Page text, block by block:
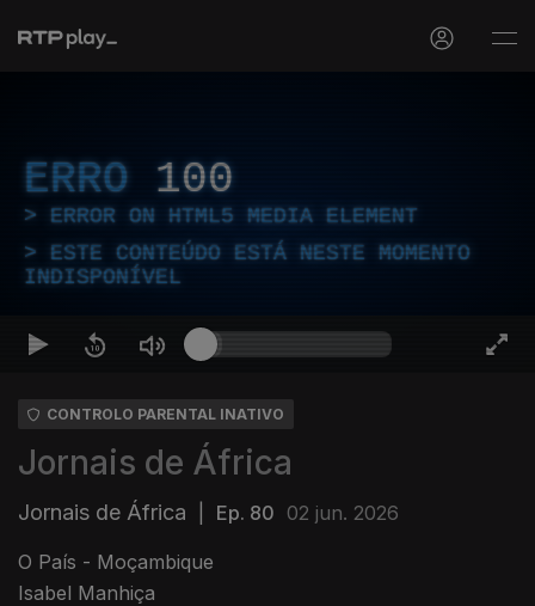
ERRO 100
ERROR ON HTML5 MEDIA ELEMENT
ESTE CONTEÚDO ESTÁ NESTE MOMENTO
INDISPONÍVEL
CONTROLO PARENTAL INATIVO
Jornais de África
Jornais de África Ep. 80 02 jun. 2026
O País - Moçambique
Isabel Manhiça